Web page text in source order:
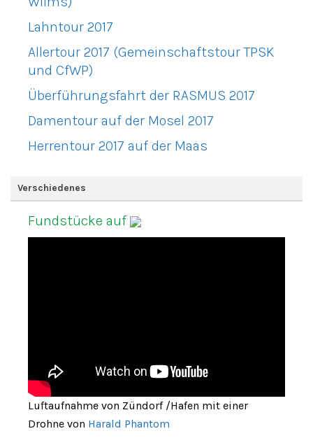
Lahntour 2017
Allertour 2017 (Gemeinschaftstour TPSK
und CfWP)
Überführungsfahrt der RASMUS 2017
Damentour auf der Mosel 2017
Herrentour 2017 auf der Maas
Verschiedenes
Fundstücke auf
Luftaufnahme von Zündorf /Hafen mit einer
Drohne von Harald Phantom